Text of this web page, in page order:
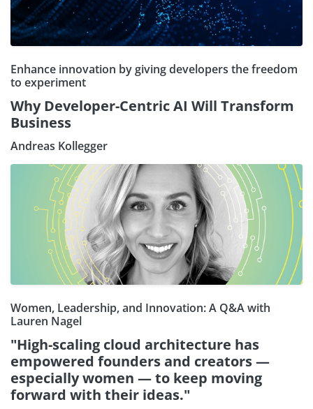
Enhance innovation by giving developers the freedom
to experiment
Why Developer-Centric AI Will Transform
Business
Andreas Kollegger
Women, Leadership, and Innovation: A Q&A with
Lauren Nagel
"High-scaling cloud architecture has
empowered founders and creators —
especially women — to keep moving
forward with their ideas."